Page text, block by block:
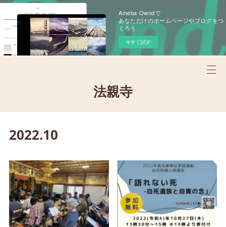
Ameba Owndで
あなただけのホームページやブログをつ
くろう
今すぐ試す
法親寺
2022.10